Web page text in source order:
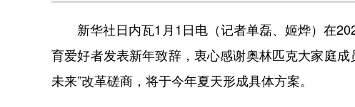
新华社日内瓦1月1日电（记者单磊、姬烨）在
育爱好者发表新年致辞，衷心感谢奥林匹克大家庭
未来”改革磋商，将于今年夏天形成具体方案。